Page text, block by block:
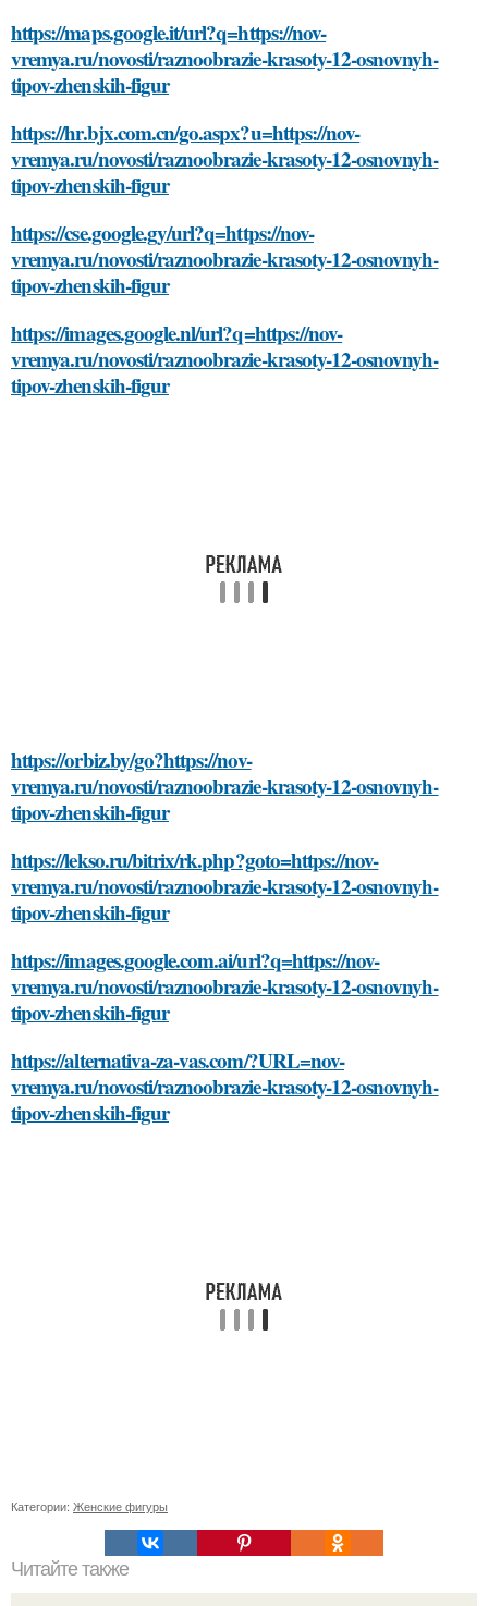
https://maps.google.it/url?q=https://nov-
vremya.ru/novosti/raznoobrazie-krasoty-12-osnovnyh-
tipov-zhenskih-figur
https://hr.bjx.com.cn/go.aspx?u=https://nov-
vremya.ru/novosti/raznoobrazie-krasoty-12-osnovnyh-
tipov-zhenskih-figur
https://cse.google.gy/url?q=https://nov-
vremya.ru/novosti/raznoobrazie-krasoty-12-osnovnyh-
tipov-zhenskih-figur
https://images.google.nl/url?q=https://nov-
vremya.ru/novosti/raznoobrazie-krasoty-12-osnovnyh-
tipov-zhenskih-figur
https://orbiz.by/go?https://nov-
vremya.ru/novosti/raznoobrazie-krasoty-12-osnovnyh-
tipov-zhenskih-figur
https://lekso.ru/bitrix/rk.php?goto=https://nov-
vremya.ru/novosti/raznoobrazie-krasoty-12-osnovnyh-
tipov-zhenskih-figur
https://images.google.com.ai/url?q=https://nov-
vremya.ru/novosti/raznoobrazie-krasoty-12-osnovnyh-
tipov-zhenskih-figur
https://alternativa-za-vas.com/?URL=nov-
vremya.ru/novosti/raznoobrazie-krasoty-12-osnovnyh-
tipov-zhenskih-figur
Категории: Женские фигуры
Читайте также